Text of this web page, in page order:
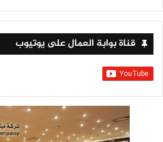
قناة بوابة العمال على يوتيوب